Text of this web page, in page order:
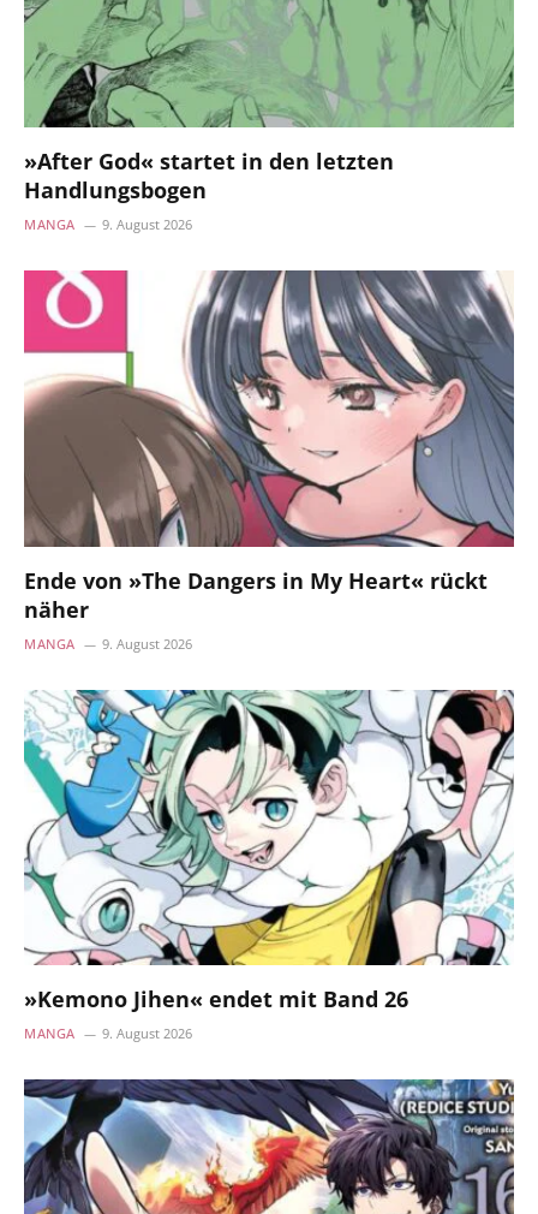
»After God« startet in den letzten
Handlungsbogen
MANGA 9. August 2026
Ende von »The Dangers in My Heart« rückt
näher
MANGA 9. August 2026
»Kemono Jihen« endet mit Band 26
MANGA 9. August 2026